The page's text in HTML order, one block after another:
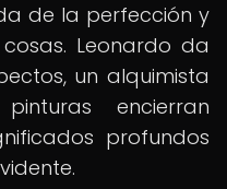
de la perfección y
Leonardo da
un alquimista
encierran
profundos